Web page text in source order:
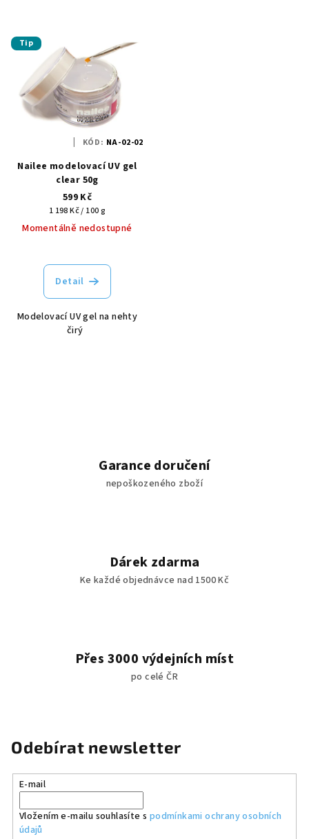
Tip
Nailee modelovací UV gel
clear 50g
599 Kč
Měrná
cena:
1 198 Kč / 100 g
Momentálně nedostupné
Detail
Modelovací UV gel na nehty
čirý
KÓD: NA-02-02
Garance doručení
nepoškozeného zboží
Dárek zdarma
Ke každé objednávce nad 1500 Kč
Přes 3000 výdejních míst
po celé ČR
Odebírat newsletter
E-mail
Vložením e-mailu souhlasíte s podmínkami ochrany osobních
údajů